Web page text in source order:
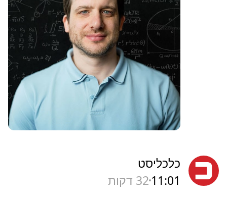
כלכליסט
11:01 32 דקות